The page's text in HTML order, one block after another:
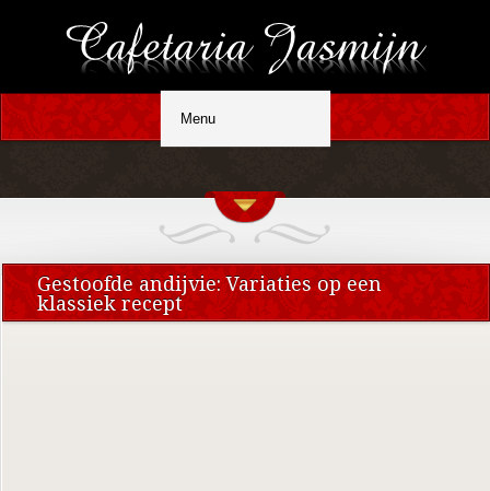
Gestoofde andijvie: Variaties op een
klassiek recept